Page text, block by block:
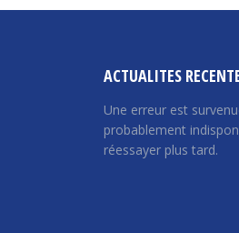
ACTUALITES
Une erreur est
probablement
réessayer plus tard.